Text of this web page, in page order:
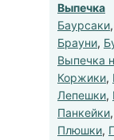
Выпечка
Баурсаки,
Брауни,
Выпечка
Коржики,
Лепешки,
Панкейки,
Плюшки,